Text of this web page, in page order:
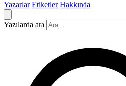
Yazarlar Etiketler Hakkında
Yazılarda ara